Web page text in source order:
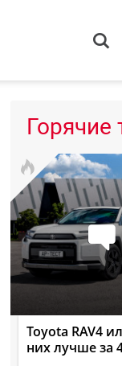
s
Горячие
Toyota RAV4
них лучше за